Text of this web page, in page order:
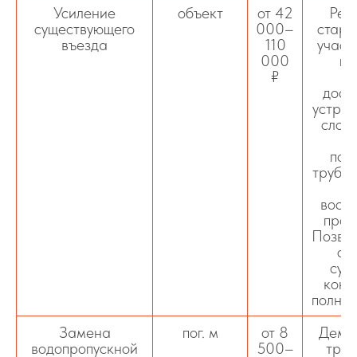
Усиление
существующего
въезда
объект
от 42
000–
110
000
₽
слоя
Замена
водопропускной
пог. м
от 8
500–